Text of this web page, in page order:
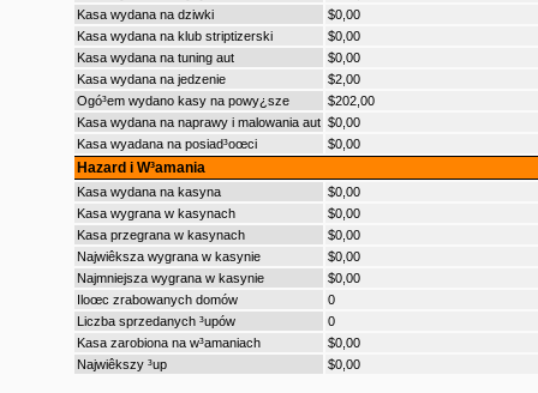
Kasa wydana na dziwki
$0,00
Kasa wydana na klub striptizerski
$0,00
Kasa wydana na tuning aut
$0,00
Kasa wydana na jedzenie
$2,00
Ogó³em wydano kasy na powy¿sze
$202,00
Kasa wydana na naprawy i malowania aut $0,00
Kasa wyadana na posiad³oœci
$0,00
Hazard i W³amania
Kasa wydana na kasyna
$0,00
Kasa wygrana w kasynach
$0,00
Kasa przegrana w kasynach
$0,00
Najwiêksza wygrana w kasynie
$0,00
Najmniejsza wygrana w kasynie
$0,00
Iloœc zrabowanych domów
0
Liczba sprzedanych ³upów
0
Kasa zarobiona na w³amaniach
$0,00
Najwiêkszy ³up
$0,00